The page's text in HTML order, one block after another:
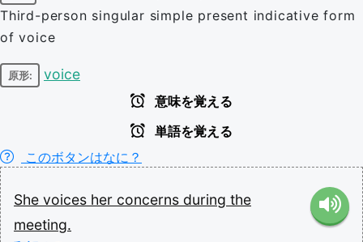
Third-person singular simple present indicative form
of voice
原形: voice
意味を覚える
単語を覚える
このボタンはなに？
She voices her concerns during the
meeting.